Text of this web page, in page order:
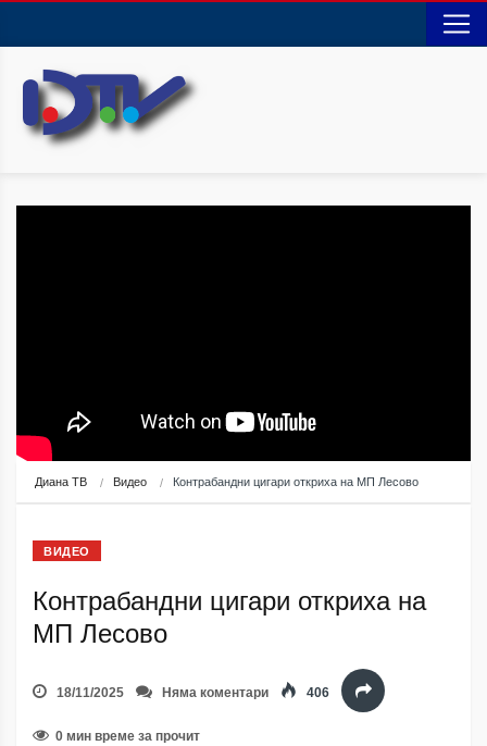
Диана ТВ Видео Контрабандни цигари откриха на МП Лесово
ВИДЕО
Контрабандни цигари откриха на
МП Лесово
18/11/2025 Няма коментари 406
0 мин време за прочит